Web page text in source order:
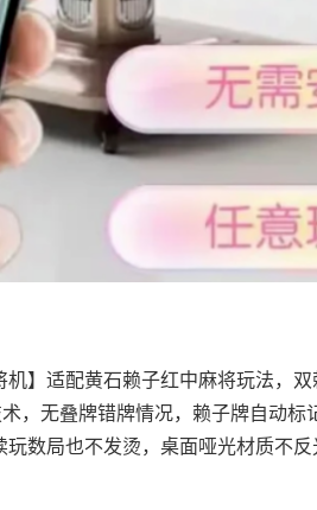
机】适配黄石赖子红中麻将玩法，双
，无叠牌错牌情况，赖子牌自动标
数局也不发烫，桌面哑光材质不